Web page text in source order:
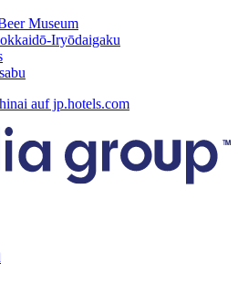
Museum
Iryōdaigaku
auf jp.hotels.com